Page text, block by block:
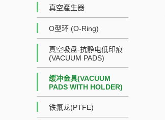
真空產生器
O型环 (O-Ring)
真空吸盘-抗静电低印痕
(VACUUM PADS)
缓冲金具(VACUUM
PADS WITH HOLDER)
铁氟龙(PTFE)